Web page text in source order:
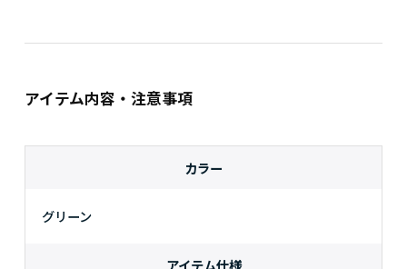
アイテム内容・注意事項
カラー
グリーン
アイテム仕様